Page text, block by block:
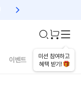
친구초대 1만원 리워드!
미션 참여하고
혜택 받기!
이벤트 건강매거진